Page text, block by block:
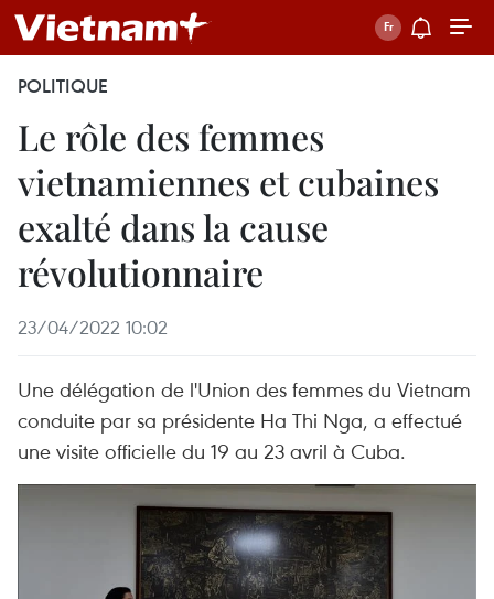
POLITIQUE
Le rôle des femmes
vietnamiennes et cubaines
exalté dans la cause
révolutionnaire
23/04/2022 10:02
Une délégation de l'Union des femmes du Vietnam
conduite par sa présidente Ha Thi Nga, a effectué
une visite officielle du 19 au 23 avril à Cuba.